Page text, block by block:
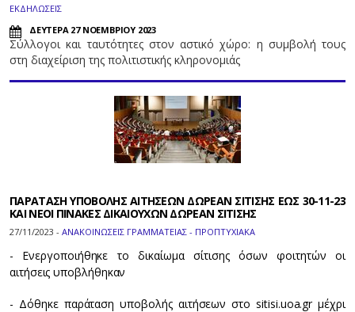
ΕΚΔΗΛΩΣΕΙΣ
ΔΕΥΤΕΡΑ 27 ΝΟΕΜΒΡΙΟΥ 2023
Σύλλογοι και ταυτότητες στον αστικό χώρο: η συμβολή τους
στη διαχείριση της πολιτιστικής κληρονομιάς
ΠΑΡΑΤΑΣΗ ΥΠΟΒΟΛΗΣ ΑΙΤΗΣΕΩΝ ΔΩΡΕΑΝ ΣΙΤΙΣΗΣ ΕΩΣ 30-11-23
ΚΑΙ ΝΕΟΙ ΠΙΝΑΚΕΣ ΔΙΚΑΙΟΥΧΩΝ ΔΩΡΕΑΝ ΣΙΤΙΣΗΣ
27/11/2023 - ΑΝΑΚΟΙΝΩΣΕΙΣ ΓΡΑΜΜΑΤΕΙΑΣ - ΠΡΟΠΤΥΧΙΑΚΑ
- Ενεργοποιήθηκε το δικαίωμα σίτισης όσων φοιτητών οι
αιτήσεις υποβλήθηκαν
- Δόθηκε παράταση υποβολής αιτήσεων στο sitisi.uoa.gr μέχρι